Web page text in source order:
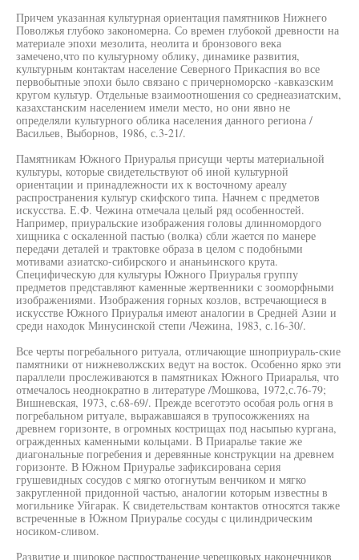
Причем указанная культурная ориентация памятников Нижнего
Поволжья глубоко закономерна. Со времен глубокой древности на
материале эпохи мезолита, неолита и бронзового века
замечено,что по культурному облику, динамике развития,
культурным контактам население Северного Прикаспия во все
первобытные эпохи было связано с причерноморско -кавказским
кругом культур. Отдельные взаимоотношения со среднеазиатским,
казахстанским населением имели место, но они явно не
определяли культурного облика населения данного региона /
Васильев, Выборнов, 1986, с.3-21/.
Памятникам Южного Приуралья присущи черты материальной
культуры, которые свидетельствуют об иной культурной
ориентации и принадлежности их к восточному ареалу
распространения культур скифского типа. Начнем с предметов
искусства. Е.Ф. Чежина отмечала целый ряд особенностей.
Например, приуральские изображения головы длинномордого
хищника с оскаленной пастью (волка) сбли жается по манере
передачи деталей и трактовке образа в целом с подобными
мотивами азиатско-сибирского и ананьинского крута.
Специфическую для культуры Южного Приуралья группу
предметов представляют каменные жертвенники с зооморфными
изображениями. Изображения горных козлов, встречающиеся в
искусстве Южного Приуралья имеют аналогии в Средней Азии и
среди находок Минусинской степи /Чежина, 1983, с.16-30/.
Все черты погребального ритуала, отличающие шноприураль-ские
памятники от нижневолжских ведут на восток. Особенно ярко эти
параллели прослеживаются в памятниках Южного Приаралья, что
отмечалось неоднократно в литературе /Мошкова, 1972,с.76-79;
Вишневская, 1973, с.68-69/. Прежде всеготэто особая роль огня в
погребальном ритуале, выражавшаяся в трупосожжениях на
древнем горизонте, в огромных кострищах под насыпью кургана,
огражденных каменными кольцами. В Приаралье такие же
диагональные погребения и деревянные конструкции на древнем
горизонте. В Южном Приуралье зафиксирована серия
грушевидных сосудов с мягко отогнутым венчиком и мягко
закругленной придонной частью, аналогии которым известны в
могильнике Уйгарак. К свидетельствам контактов относятся также
встреченные в Южном Приуралье сосуды с цилиндрическим
носиком-сливом.
Развитие и широкое распространение черешковых наконечников